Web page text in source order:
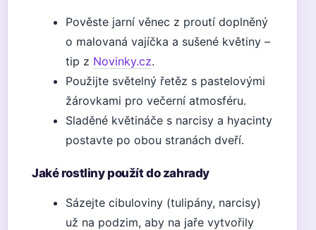
Pověste jarní věnec z proutí doplněný
o malovaná vajíčka a sušené květiny –
tip z Novinky.cz.
Použijte světelný řetěz s pastelovými
žárovkami pro večerní atmosféru.
Sladěné květináče s narcisy a hyacinty
postavte po obou stranách dveří.
Jaké rostliny použít do zahrady
Sázejte cibuloviny (tulipány, narcisy)
už na podzim, aby na jaře vytvořily